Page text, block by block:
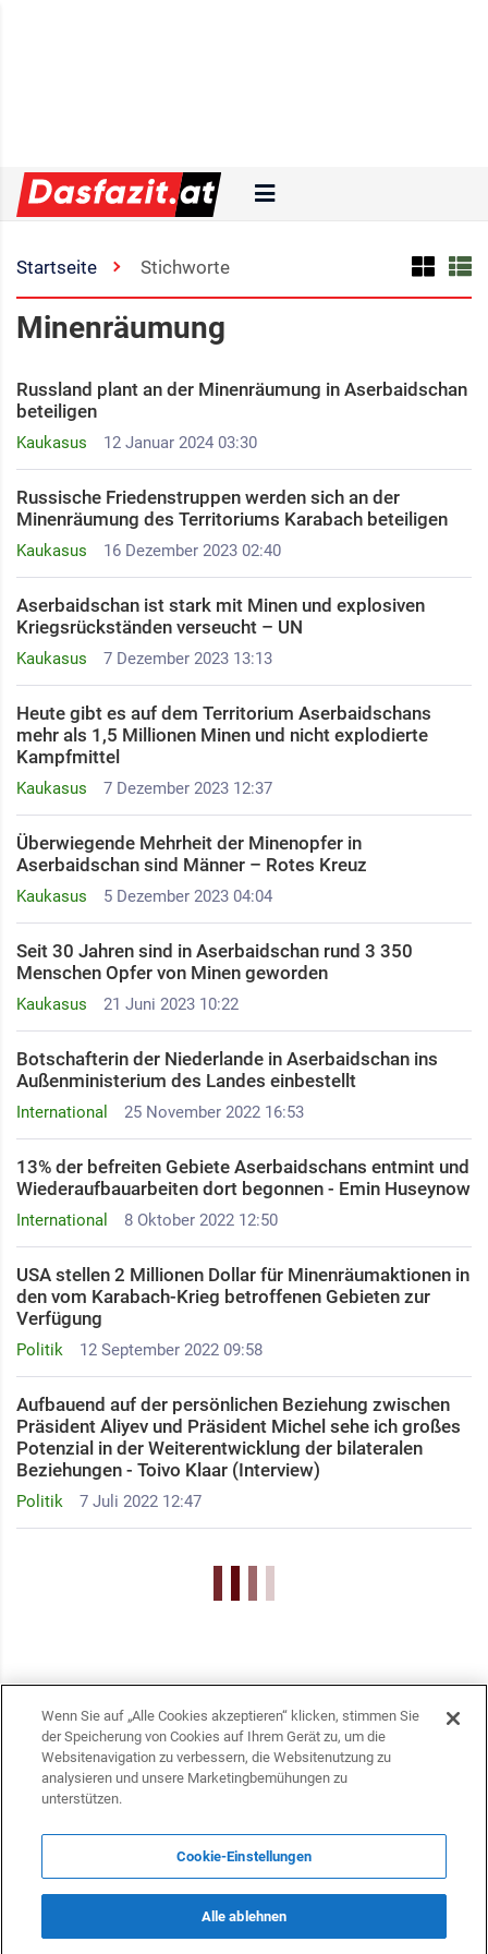
Startseite Stichworte
Minenräumung
Kaukasus 12 Januar 2024 03:30
Russland plant an der Minenräumung in Aserbaidschan
beteiligen
Kaukasus 16 Dezember 2023 02:40
Russische Friedenstruppen werden sich an der
Minenräumung des Territoriums Karabach beteiligen
Kaukasus 7 Dezember 2023 13:13
Aserbaidschan ist stark mit Minen und explosiven
Kriegsrückständen verseucht – UN
Kaukasus 7 Dezember 2023 12:37
Heute gibt es auf dem Territorium Aserbaidschans
mehr als 1,5 Millionen Minen und nicht explodierte
Kampfmittel
Kaukasus 5 Dezember 2023 04:04
Überwiegende Mehrheit der Minenopfer in
Aserbaidschan sind Männer – Rotes Kreuz
Kaukasus 21 Juni 2023 10:22
Seit 30 Jahren sind in Aserbaidschan rund 3 350
Menschen Opfer von Minen geworden
International 25 November 2022 16:53
Botschafterin der Niederlande in Aserbaidschan ins
Außenministerium des Landes einbestellt
International 8 Oktober 2022 12:50
13% der befreiten Gebiete Aserbaidschans entmint und
Wiederaufbauarbeiten dort begonnen - Emin Huseynow
Politik 12 September 2022 09:58
USA stellen 2 Millionen Dollar für Minenräumaktionen in
den vom Karabach-Krieg betroffenen Gebieten zur
Verfügung
Politik 7 Juli 2022 12:47
Aufbauend auf der persönlichen Beziehung zwischen
Präsident Aliyev und Präsident Michel sehe ich großes
Potenzial in der Weiterentwicklung der bilateralen
Beziehungen - Toivo Klaar (Interview)
KONTAKTE
Wenn Sie auf „Alle Cookies akzeptieren“ klicken, stimmen Sie
der Speicherung von Cookies auf Ihrem Gerät zu, um die
Websitenavigation zu verbessern, die Websitenutzung zu
analysieren und unsere Marketingbemühungen zu
unterstützen.
Cookie-Einstellungen
Alle ablehnen